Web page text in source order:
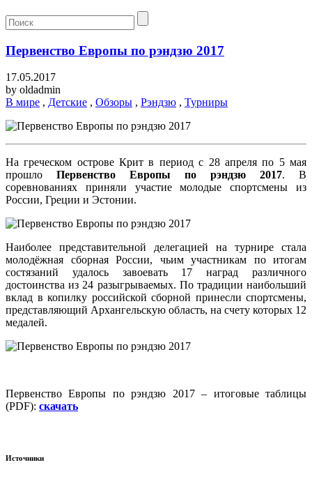
Первенство Европы по рэндзю 2017
17.05.2017
by oldadmin
В мире , Детские , Обзоры , Рэндзю , Турниры
На греческом острове Крит в период с 28 апреля по 5 мая
прошло Первенство Европы по рэндзю 2017. В
соревнованиях приняли участие молодые спортсмены из
России, Греции и Эстонии.
Наиболее представительной делегацией на турнире стала
молодёжная сборная России, чьим участникам по итогам
состязаний удалось завоевать 17 наград различного
достоинства из 24 разыгрываемых. По традиции наибольший
вклад в копилку российской сборной принесли спортсмены,
представляющий Архангельскую область, на счету которых 12
медалей.
Первенство Европы по рэндзю 2017 – итоговые таблицы
(PDF): скачать
Источники